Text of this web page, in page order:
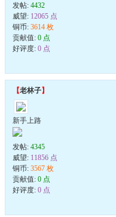
发帖: 4432
威望: 12065 点
铜币: 3614 枚
贡献值: 0 点
好评度: 0 点
【老林子】
新手上路
发帖: 4345
威望: 11856 点
铜币: 3567 枚
贡献值: 0 点
好评度: 0 点